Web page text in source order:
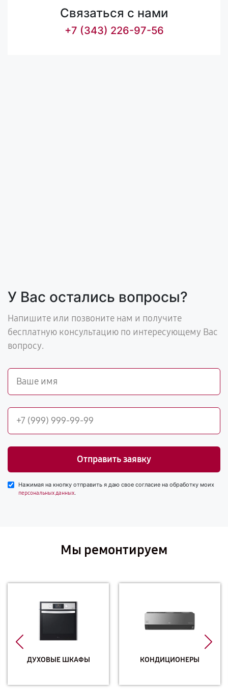
Связаться с нами
+7 (343) 226-97-56
У Вас остались вопросы?
Напишите или позвоните нам и получите
бесплатную консультацию по интересующему Вас
вопросу.
Отправить заявку
Нажимая на кнопку отправить я даю свое согласие на обработку моих
персональных данных.
Мы ремонтируем
ДУХОВЫЕ ШКАФЫ КОНДИЦИОНЕРЫ